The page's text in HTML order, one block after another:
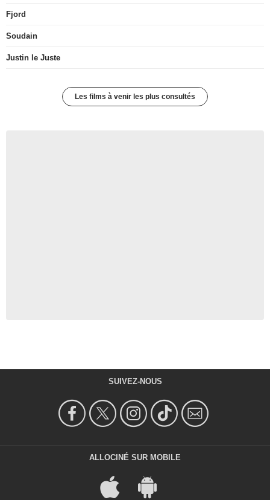
Fjord
Soudain
Justin le Juste
Les films à venir les plus consultés
SUIVEZ-NOUS
ALLOCINÉ SUR MOBILE